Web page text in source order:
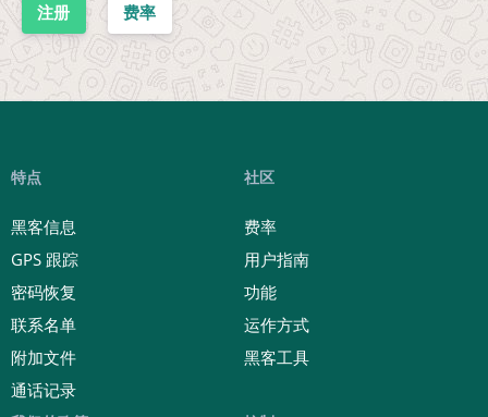
注册 费率
特点
黑客信息
GPS 跟踪
密码恢复
联系名单
附加文件
通话记录
社区
费率
用户指南
功能
运作方式
黑客工具